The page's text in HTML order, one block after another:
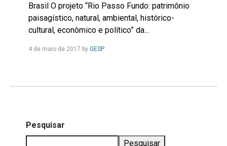
Brasil O projeto “Rio Passo Fundo: patrimônio
paisagístico, natural, ambiental, histórico-
cultural, econômico e político” da...
4 de maio de 2017 by GESPLeia
Pesquisar
Pesquisar